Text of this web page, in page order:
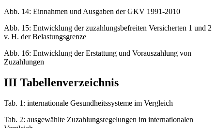
Abb. 14: Einnahmen und Ausgaben der GKV 1991-2010
Abb. 15: Entwicklung der zuzahlungsbefreiten Versicherten 1 und 2
v. H. der Belastungsgrenze
Abb. 16: Entwicklung der Erstattung und Vorauszahlung von
Zuzahlungen
III Tabellenverzeichnis
Tab. 1: internationale Gesundheitssysteme im Vergleich
Tab. 2: ausgewählte Zuzahlungsregelungen im internationalen